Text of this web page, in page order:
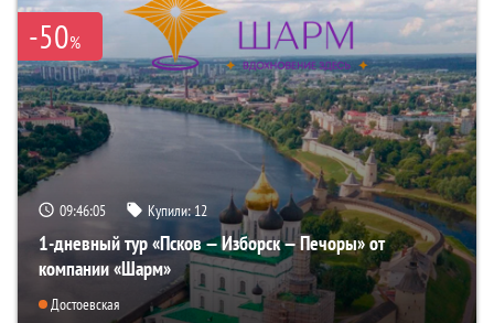
-50%
09:46:03 Купили:12
1-дневный тур «Псков — Изборск — Печоры» от
компании «Шарм»
Достоевская